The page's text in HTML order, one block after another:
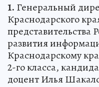
1. Генеральный
Краснодарского
представительства
развития
Краснодарскому
2-го класса,
доцент Илья